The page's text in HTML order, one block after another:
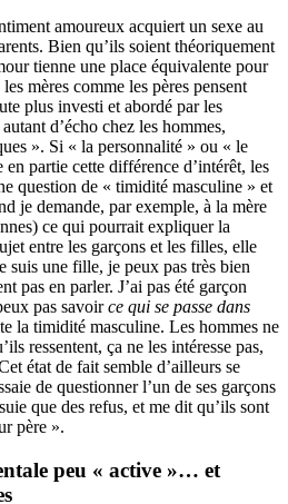
amoureux acquiert un sexe au
Bien qu’ils soient théoriquement
tienne une place équivalente pour
mères comme les pères pensent
plus investi et abordé par les
d’écho chez les hommes,
». Si « la personnalité » ou « le
partie cette différence d’intérêt, les
question de « timidité masculine » et
je demande, par exemple, à la mère
ce qui pourrait expliquer la
entre les garçons et les filles, elle
suis une fille, je peux pas très bien
pas en parler. J’ai pas été garçon
pas savoirce qui se passe dans
la timidité masculine. Les hommes ne
ressentent, ça ne les intéresse pas,
état de fait semble d’ailleurs se
de questionner l’un de ses garçons
que des refus, et me dit qu’ils sont
père ».
peu « active »… et